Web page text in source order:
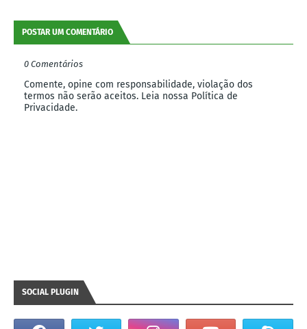
POSTAR UM COMENTÁRIO
0 Comentários
Comente, opine com responsabilidade, violação dos
termos não serão aceitos. Leia nossa Política de
Privacidade.
SOCIAL PLUGIN